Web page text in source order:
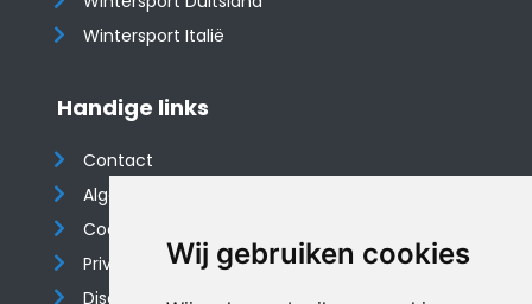
Wij gebruiken cookies
Wintersport Italië
Handige links
Contact
Algemene voorwaarden
Cookieverklaring
Privacyverklaring
Disclaimer